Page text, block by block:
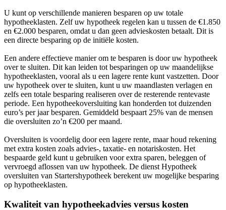
U kunt op verschillende manieren besparen op uw totale
hypotheeklasten. Zelf uw hypotheek regelen kan u tussen de €1.850
en €2.000 besparen, omdat u dan geen advieskosten betaalt. Dit is
een directe besparing op de initiële kosten.
Een andere effectieve manier om te besparen is door uw hypotheek
over te sluiten. Dit kan leiden tot besparingen op uw maandelijkse
hypotheeklasten, vooral als u een lagere rente kunt vastzetten. Door
uw hypotheek over te sluiten, kunt u uw maandlasten verlagen en
zelfs een totale besparing realiseren over de resterende rentevaste
periode. Een hypotheekoversluiting kan honderden tot duizenden
euro’s per jaar besparen. Gemiddeld bespaart 25% van de mensen
die oversluiten zo’n €200 per maand.
Oversluiten is voordelig door een lagere rente, maar houd rekening
met extra kosten zoals advies-, taxatie- en notariskosten. Het
bespaarde geld kunt u gebruiken voor extra sparen, beleggen of
vervroegd aflossen van uw hypotheek. De dienst Hypotheek
oversluiten van Startershypotheek berekent uw mogelijke besparing
op hypotheeklasten.
Kwaliteit van hypotheekadvies versus kosten